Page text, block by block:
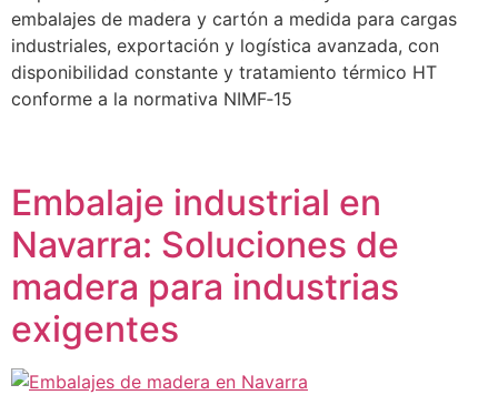
embalajes de madera y cartón a medida para cargas
industriales, exportación y logística avanzada, con
disponibilidad constante y tratamiento térmico HT
conforme a la normativa NIMF‑15
Embalaje industrial en
Navarra: Soluciones de
madera para industrias
exigentes